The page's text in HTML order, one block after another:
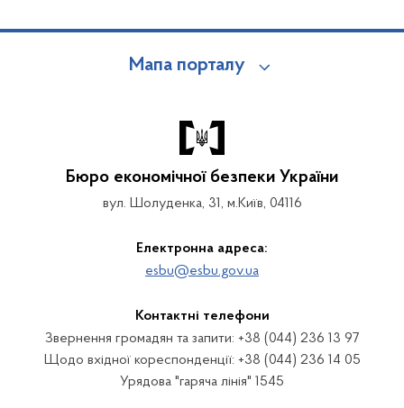
Мапа порталу
Бюро економічної безпеки України
вул. Шолуденка, 31, м.Київ, 04116
Електронна адреса:
esbu@esbu.gov.ua
Контактні телефони
Звернення громадян та запити: +38 (044) 236 13 97
Щодо вхідної кореспонденції: +38 (044) 236 14 05
Урядова "гаряча лінія" 1545